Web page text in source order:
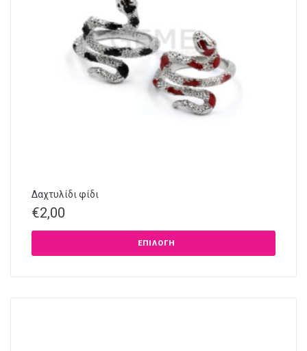
Δαχτυλίδι φίδι
€2,00
ΕΠΙΛΟΓΉ